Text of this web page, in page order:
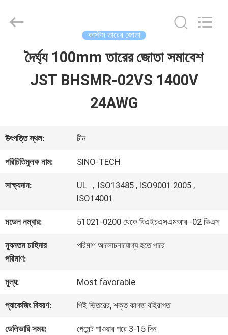
ভিডিও
আমাদের
সম্বন্ধে
কারখানা
পরিদর্শন
গুণমান
নিয়ন্ত্রণ
Media
কাস্টম তারের জোতা
দৈর্ঘ্য 100mm তারের জোতা সমাবেশ
JST BHSMR-02VS 1400V
24AWG
উৎপত্তি স্থল: চীন
পরিচিতিমুলক নাম: SINO-TECH
সাক্ষ্যদান:
UL ，ISO13485 , ISO9001.2005 ,
ISO14001
মডেল নম্বার: 51021-0200 থেকে বিএইচএসএমআর -02 ভিএস
ন্যূনতম চাহিদার
পরিমাণ:
পরিমাণ আলোচনাযোগ্য হতে পারে
মূল্য: Most favorable
প্যাকেজিং বিবরণ: পিই ভিতরের, শক্ত কাগজ বহিরাগত
ডেলিভারি সময়: পেমেন্ট পাওয়ার পরে 3-15 দিন